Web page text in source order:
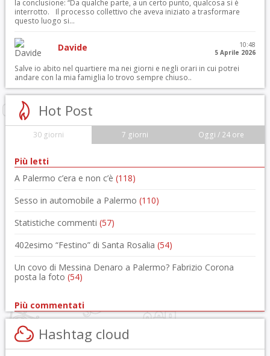
la conclusione: “Da qualche parte, a un certo punto, qualcosa si è
interrotto. Il processo collettivo che aveva iniziato a trasformare
questo luogo si...
Davide
10:48
5 Aprile 2026
Salve io abito nel quartiere ma nei giorni e negli orari in cui potrei
andare con la mia famiglia lo trovo sempre chiuso..
Hot Post
30 giorni 7 giorni Oggi / 24 ore
Più letti
A Palermo c’era e non c’è (118)
Sesso in automobile a Palermo (110)
Statistiche commenti (57)
402esimo “Festino” di Santa Rosalia (54)
Un covo di Messina Denaro a Palermo? Fabrizio Corona
posta la foto (54)
Più commentati
Hashtag cloud